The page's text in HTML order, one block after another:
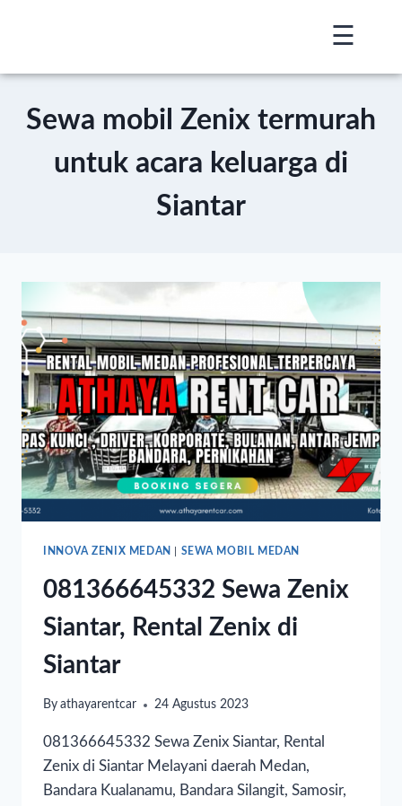
×
☰
Sewa mobil Zenix termurah
untuk acara keluarga di
Siantar
INNOVA ZENIX MEDAN SEWA MOBIL MEDAN
081366645332 Sewa Zenix
Siantar, Rental Zenix di
Siantar
By athayarentcar 24 Agustus 2023
081366645332 Sewa Zenix Siantar, Rental
Zenix di Siantar Melayani daerah Medan,
Bandara Kualanamu, Bandara Silangit, Samosir,